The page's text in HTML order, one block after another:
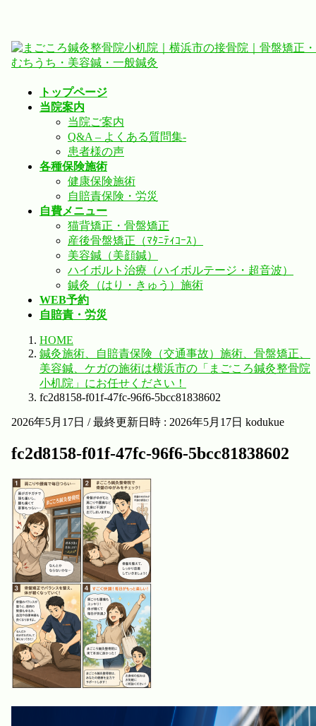
コ
ン
ナ
ビ
トップページ
当院案内
当院ご案内
Q&A – よくある質問集-
患者様の声
各種保険施術
健康保険施術
自賠責保険・労災
自費メニュー
猫背矯正・骨盤矯正
産後骨盤矯正（ﾏﾀﾆﾃｨｺｰｽ）
美容鍼（美顔鍼）
ハイボルト治療（ハイボルテージ・超音波）
鍼灸（はり・きゅう）施術
WEB予約
自賠責・労災
HOME
鍼灸施術、自賠責保険（交通事故）施術、骨盤矯正、
美容鍼、ケガの施術は横浜市の「まごころ鍼灸整骨院
小机院」にお任せください！
fc2d8158-f01f-47fc-96f6-5bcc81838602
2026年5月17日 / 最終更新日時 : 2026年5月17日 kodukue
fc2d8158-f01f-47fc-96f6-5bcc81838602